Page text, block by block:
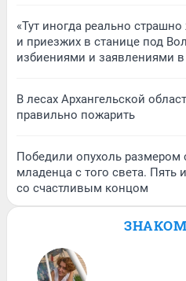
«Тут иногда реально
и приезжих в станице под
избиениями и заявлениями
В лесах Архангельской
правильно пожарить
Победили опухоль
младенца с того света. Пять
со счастливым концом